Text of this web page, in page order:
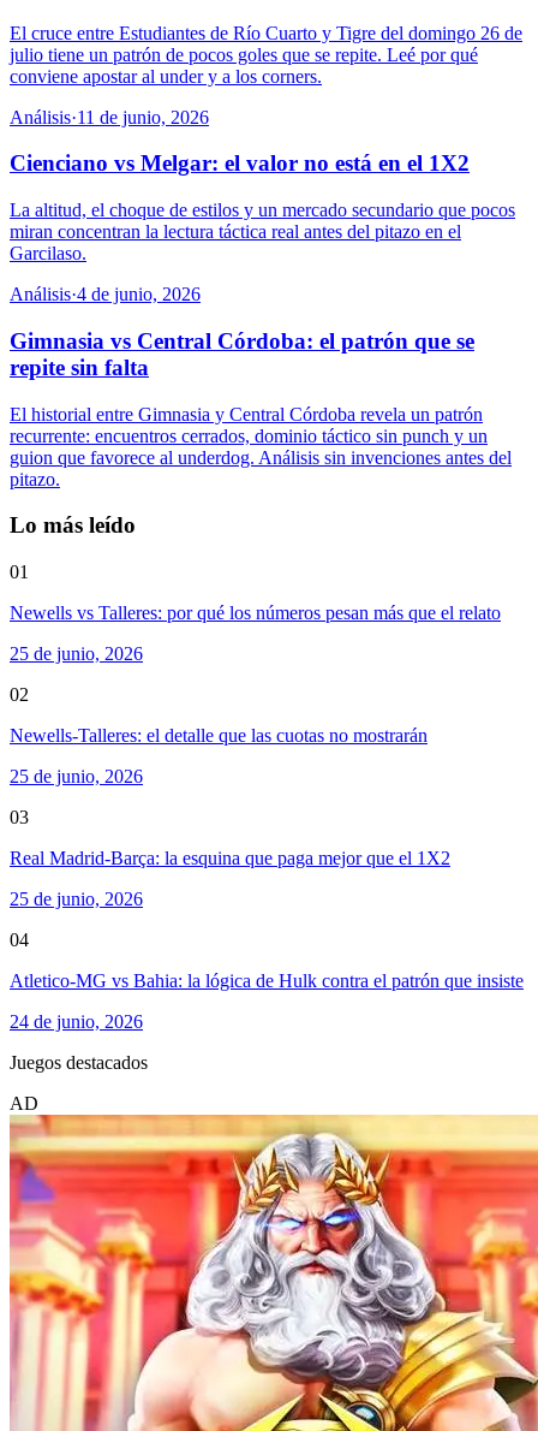
El cruce entre Estudiantes de Río Cuarto y Tigre del domingo 26 de
julio tiene un patrón de pocos goles que se repite. Leé por qué
conviene apostar al under y a los corners.
Análisis·11 de junio, 2026
Cienciano vs Melgar: el valor no está en el 1X2
La altitud, el choque de estilos y un mercado secundario que pocos
miran concentran la lectura táctica real antes del pitazo en el
Garcilaso.
Análisis·4 de junio, 2026
Gimnasia vs Central Córdoba: el patrón que se
repite sin falta
El historial entre Gimnasia y Central Córdoba revela un patrón
recurrente: encuentros cerrados, dominio táctico sin punch y un
guion que favorece al underdog. Análisis sin invenciones antes del
pitazo.
Lo más leído
01
Newells vs Talleres: por qué los números pesan más que el relato
25 de junio, 2026
02
Newells-Talleres: el detalle que las cuotas no mostrarán
25 de junio, 2026
03
Real Madrid-Barça: la esquina que paga mejor que el 1X2
25 de junio, 2026
04
Atletico-MG vs Bahia: la lógica de Hulk contra el patrón que insiste
24 de junio, 2026
Juegos destacados
AD